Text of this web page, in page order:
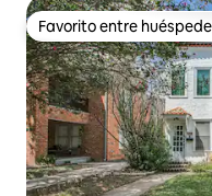
Favorito entre
Favorito entre